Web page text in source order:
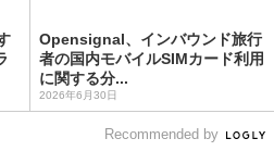
Opensignal、インバウンド旅行
者の国内モバイルSIMカード利用
に関する分...
2026年6月30日
Recommended by